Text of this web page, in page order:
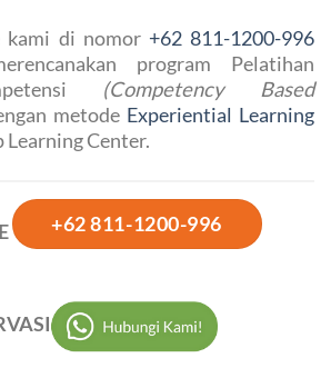
kami di nomor +62 811-1200-996
program Pelatihan
(Competency Based
metode Experiential Learning
Center.
+62 811-1200-996